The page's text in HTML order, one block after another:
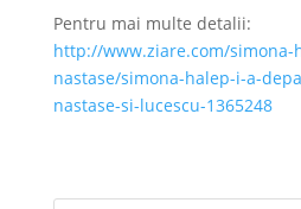
Pentru mai multe detalii:
http://www.ziare.com/simona-
nastase/simona-halep-i-a-
nastase-si-lucescu-1365248